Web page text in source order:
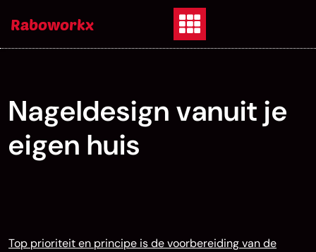
Raboworkx
Nageldesign vanuit je
eigen huis
Top prioriteit en principe is de voorbereiding van de